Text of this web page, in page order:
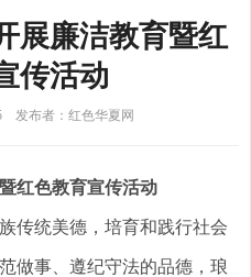
展廉洁教育暨红
传活动
发布者：红色华夏网
红色教育宣传活动
统美德，培育和践行社会
做事、遵纪守法的品德，琅